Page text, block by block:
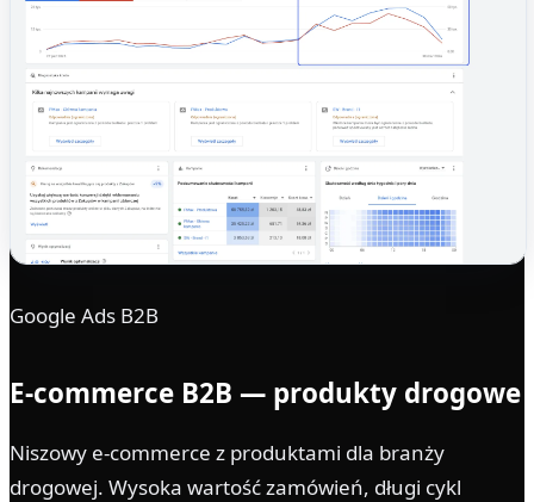
Google Ads B2B
E-commerce B2B — produkty drogowe
Niszowy e-commerce z produktami dla branży
drogowej. Wysoka wartość zamówień, długi cykl